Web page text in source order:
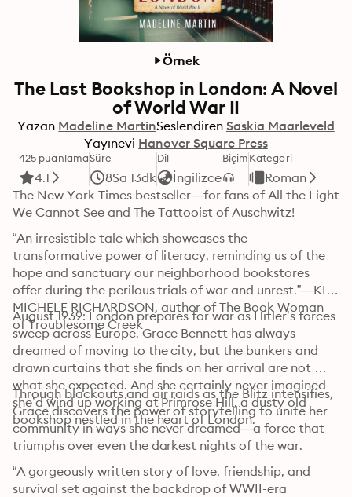
Örnek
The Last Bookshop in London: A Novel
of World War II
Yazan Madeline MartinSeslendiren Saskia Maarleveld
Yayınevi Hanover Square Press
425 puanlama
4.1
Süre
8Sa 13dk
Dil
İngilizce
BiçimKategori
Roman
The New York Times bestseller—for fans of All the Light
We Cannot See and The Tattooist of Auschwitz!
“An irresistible tale which showcases the
transformative power of literacy, reminding us of the
hope and sanctuary our neighborhood bookstores
offer during the perilous trials of war and unrest.”—KIM
MICHELE RICHARDSON, author of The Book Woman
of Troublesome Creek
August 1939: London prepares for war as Hitler’s forces
sweep across Europe. Grace Bennett has always
dreamed of moving to the city, but the bunkers and
drawn curtains that she finds on her arrival are not
what she expected. And she certainly never imagined
she’d wind up working at Primrose Hill, a dusty old
bookshop nestled in the heart of London.
Through blackouts and air raids as the Blitz intensifies,
Grace discovers the power of storytelling to unite her
community in ways she never dreamed—a force that
triumphs over even the darkest nights of the war.
“A gorgeously written story of love, friendship, and
survival set against the backdrop of WWII-era